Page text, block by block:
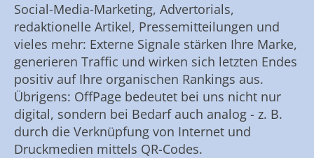
Social-Media-Marketing, Advertorials,
redaktionelle Artikel, Pressemitteilungen und
vieles mehr: Externe Signale stärken Ihre Marke,
generieren Traffic und wirken sich letzten Endes
positiv auf Ihre organischen Rankings aus.
Übrigens: OffPage bedeutet bei uns nicht nur
digital, sondern bei Bedarf auch analog - z. B.
durch die Verknüpfung von Internet und
Druckmedien mittels QR-Codes.